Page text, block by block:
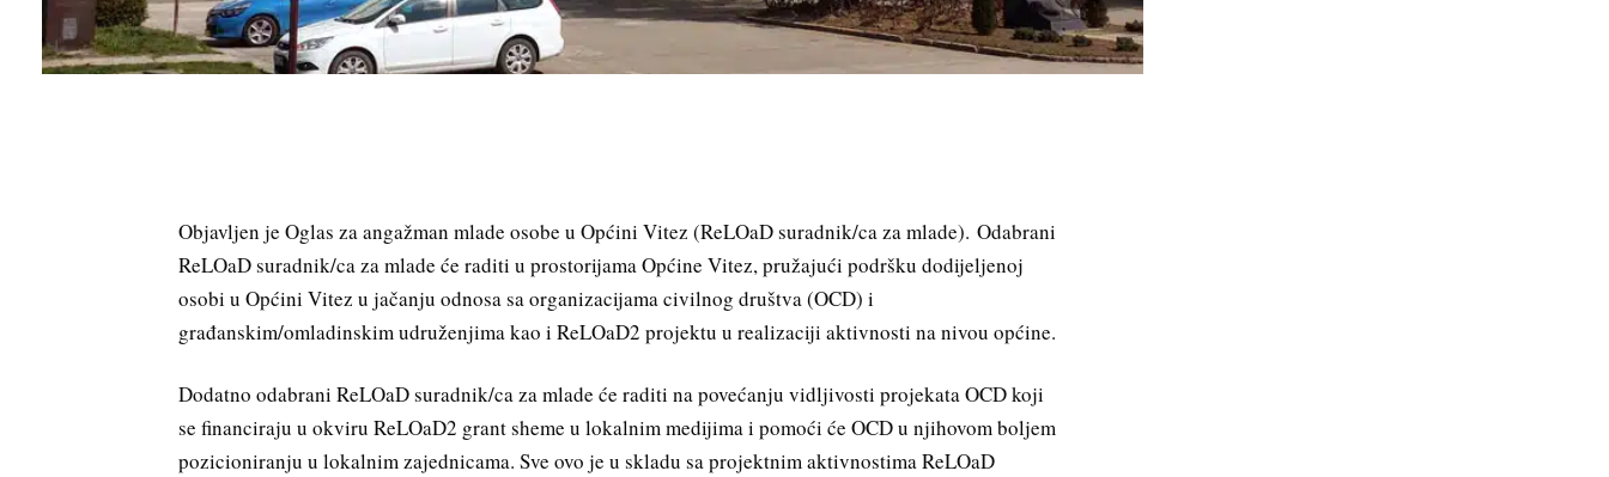
Objavljen je Oglas za angažman mlade osobe u Općini Vitez (ReLOaD suradnik/ca za mlade). Odabrani
ReLOaD suradnik/ca za mlade će raditi u prostorijama Općine Vitez, pružajući podršku dodijeljenoj
osobi u Općini Vitez u jačanju odnosa sa organizacijama civilnog društva (OCD) i
građanskim/omladinskim udruženjima kao i ReLOaD2 projektu u realizaciji aktivnosti na nivou općine.
Dodatno odabrani ReLOaD suradnik/ca za mlade će raditi na povećanju vidljivosti projekata OCD koji
se financiraju u okviru ReLOaD2 grant sheme u lokalnim medijima i pomoći će OCD u njihovom boljem
pozicioniranju u lokalnim zajednicama. Sve ovo je u skladu sa projektnim aktivnostima ReLOaD